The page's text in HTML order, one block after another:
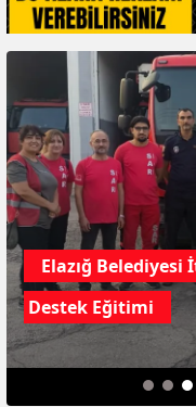
Elazığ
Destek Eğitimi